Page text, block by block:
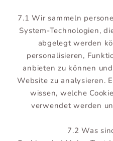
7.1 Wir sammeln
System-Technologien,
abgelegt werden
personalisieren,
anbieten zu können
Website zu analysieren.
wissen, welche
verwendet werden
7.2 Was